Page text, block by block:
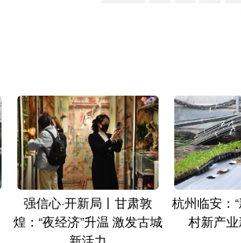
强信心·开新局丨甘肃敦
煌：“夜经济”升温 激发古城
杭州临安：
村新产